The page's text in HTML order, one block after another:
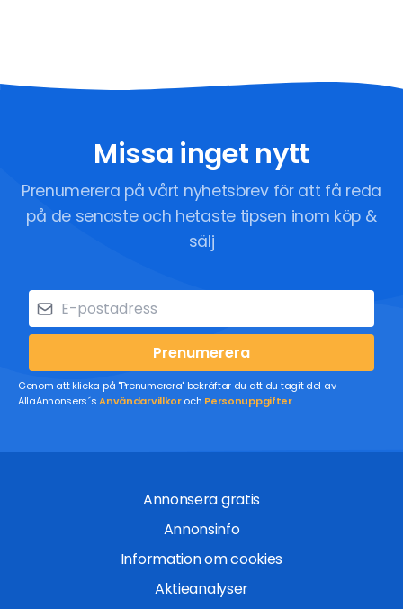
Missa inget nytt
Prenumerera på vårt nyhetsbrev för att få reda
på de senaste och hetaste tipsen inom köp &
sälj
Prenumerera
Genom att klicka på "Prenumerera" bekräftar du att du tagit del av
AllaAnnonsers´sAnvändarvillkoroch Personuppgifter
Annonsera gratis
Annonsinfo
Information om cookies
Aktieanalyser